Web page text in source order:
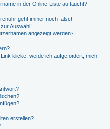
in der Online-Liste auftaucht?
geht immer noch falsch!
Auswahl!
angezeigt werden?
klicke, werde ich aufgefordert, mich
erstellen?